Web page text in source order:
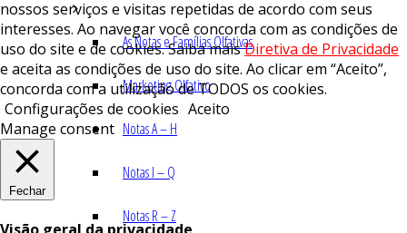
As Notas e Famílias Olfativas
Marketing Olfativo
Notas A – H
Notas I – Q
Notas R – Z
nossos serviços e visitas repetidas de acordo com seus
interesses. Ao navegar você concorda com as condições de
uso do site e de cookies. Saiba maisDiretiva de Privacidade
e aceita as condições de uso do site. Ao clicar em “Aceito”,
concorda com a utilização de TODOS os cookies.
Configurações de cookies Aceito
Manage consent
Fechar